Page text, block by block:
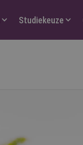
Studiekeuze